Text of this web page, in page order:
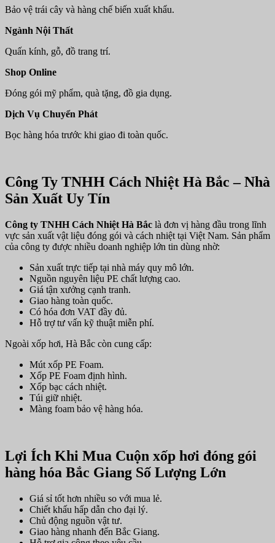
Bảo vệ trái cây và hàng chế biến xuất khẩu.
Ngành Nội Thất
Quấn kính, gỗ, đồ trang trí.
Shop Online
Đóng gói mỹ phẩm, quà tặng, đồ gia dụng.
Dịch Vụ Chuyển Phát
Bọc hàng hóa trước khi giao đi toàn quốc.
Công Ty TNHH Cách Nhiệt Hà Bắc – Nhà
Sản Xuất Uy Tín
Công ty TNHH Cách Nhiệt Hà Bắc là đơn vị hàng đầu trong lĩnh
vực sản xuất vật liệu đóng gói và cách nhiệt tại Việt Nam. Sản phẩm
của công ty được nhiều doanh nghiệp lớn tin dùng nhờ:
Sản xuất trực tiếp tại nhà máy quy mô lớn.
Nguồn nguyên liệu PE chất lượng cao.
Giá tận xưởng cạnh tranh.
Giao hàng toàn quốc.
Có hóa đơn VAT đầy đủ.
Hỗ trợ tư vấn kỹ thuật miễn phí.
Ngoài xốp hơi, Hà Bắc còn cung cấp:
Mút xốp PE Foam.
Xốp PE Foam định hình.
Xốp bạc cách nhiệt.
Túi giữ nhiệt.
Màng foam bảo vệ hàng hóa.
Lợi Ích Khi Mua Cuộn xốp hơi đóng gói
hàng hóa Bắc Giang Số Lượng Lớn
Giá sỉ tốt hơn nhiều so với mua lẻ.
Chiết khấu hấp dẫn cho đại lý.
Chủ động nguồn vật tư.
Giao hàng nhanh đến Bắc Giang.